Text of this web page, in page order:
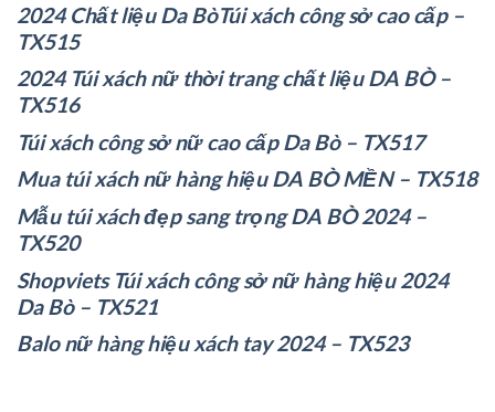
2024 Chất liệu Da BòTúi xách công sở cao cấp –
TX515
2024 Túi xách nữ thời trang chất liệu DA BÒ –
TX516
Túi xách công sở nữ cao cấp Da Bò – TX517
Mua túi xách nữ hàng hiệu DA BÒ MỀN – TX518
Mẫu túi xách đẹp sang trọng DA BÒ 2024 –
TX520
Shopviets Túi xách công sở nữ hàng hiệu 2024
Da Bò – TX521
Balo nữ hàng hiệu xách tay 2024 – TX523